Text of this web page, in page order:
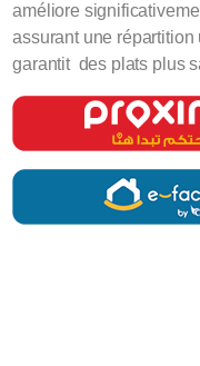
améliore
assurant une
garantit des plats plus